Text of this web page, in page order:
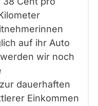
auf ihr Auto
wir noch
dauerhaften
Einkommen